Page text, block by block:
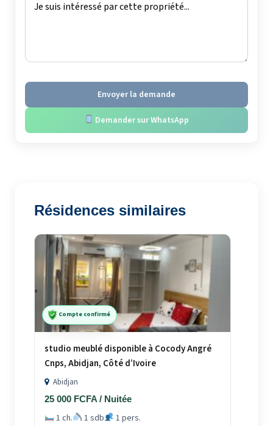
Envoyer la demande
Demander sur WhatsApp
Résidences similaires
Compte confirmé
studio meublé disponible à Cocody Angré
Cnps, Abidjan, Côté d’Ivoire
Abidjan
25 000 FCFA / Nuitée
1 ch. 1 sdb 1 pers.